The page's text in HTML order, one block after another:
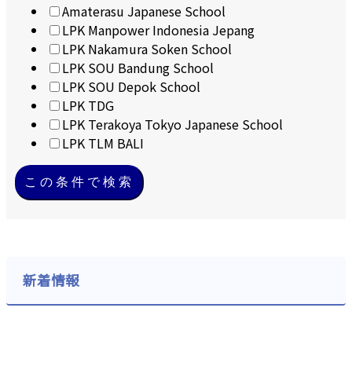
Amaterasu Japanese School
LPK Manpower Indonesia Jepang
LPK Nakamura Soken School
LPK SOU Bandung School
LPK SOU Depok School
LPK TDG
LPK Terakoya Tokyo Japanese School
LPK TLM BALI
この条件で検索
新着情報